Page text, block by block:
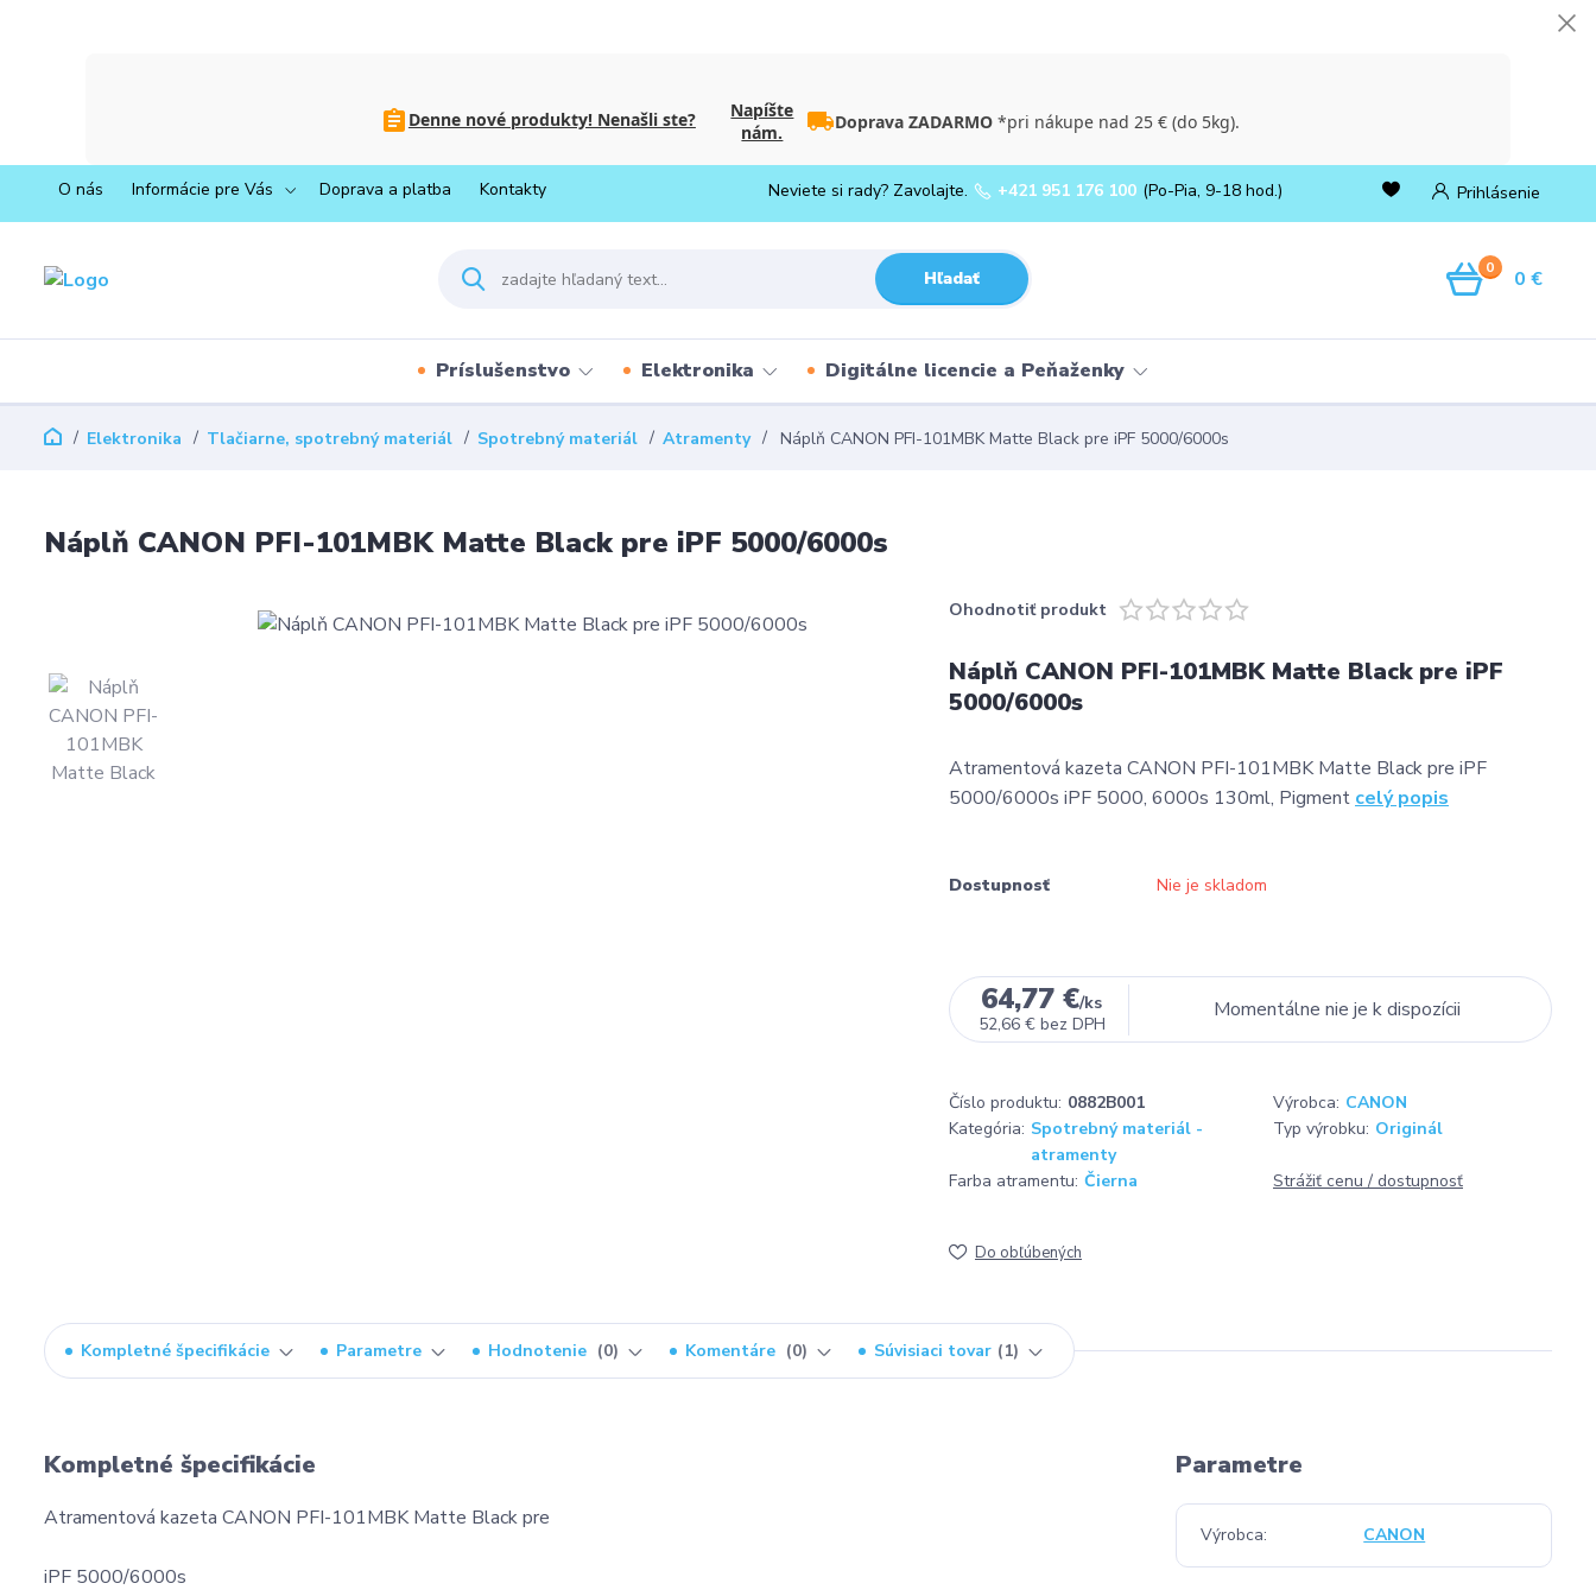
Denne nové produkty! Nenašli ste?
Napíšte
nám.
Doprava ZADARMO*pri nákupe nad 25 € (do 5kg).
O nás Informácie pre Vás Doprava a platba Kontakty Prihlásenie
Hľadať
Neviete si rady? Zavolajte. +421 951 176 100 (Po-Pia, 9-18 hod.)
0 0 €
Príslušenstvo Elektronika Digitálne licencie a Peňaženky
Elektronika Tlačiarne, spotrebný materiál Spotrebný materiál Atramenty Náplň CANON PFI-101MBK Matte Black pre iPF 5000/6000s
Náplň CANON PFI-101MBK Matte Black pre iPF 5000/6000s
Ohodnotiť produkt
Náplň CANON PFI-101MBK Matte Black pre iPF
5000/6000s
Atramentová kazeta CANON PFI-101MBK Matte Black pre iPF
5000/6000s iPF 5000, 6000s 130ml, Pigment celý popis
Dostupnosť Nie je skladom
64,77 €/ks
52,66 € bez DPH
Momentálne nie je k dispozícii
Číslo produktu: 0882B001 Výrobca: CANON
Kategória: Spotrebný materiál -
atramenty
Typ výrobku: Originál
Farba atramentu: Čierna Strážiť cenu / dostupnosť
Do obľúbených
Kompletné špecifikácie Parametre Hodnotenie 0 Komentáre 0 Súvisiaci tovar 1
Kompletné špecifikácie
Atramentová kazeta CANON PFI-101MBK Matte Black pre
iPF 5000/6000s
Parametre
Výrobca CANON